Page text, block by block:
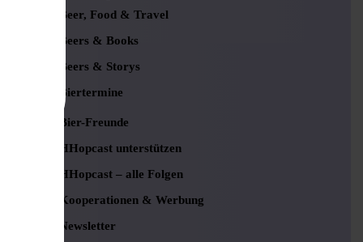
Beer, Food & Travel
Beers & Books
Beers & Storys
Biertermine
Bier-Freunde
HHopcast unterstützen
HHopcast – alle Folgen
Kooperationen & Werbung
Newsletter